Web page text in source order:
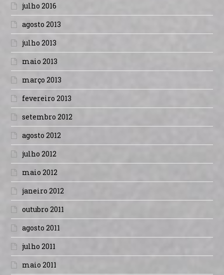
julho 2016
agosto 2013
julho 2013
maio 2013
março 2013
fevereiro 2013
setembro 2012
agosto 2012
julho 2012
maio 2012
janeiro 2012
outubro 2011
agosto 2011
julho 2011
maio 2011